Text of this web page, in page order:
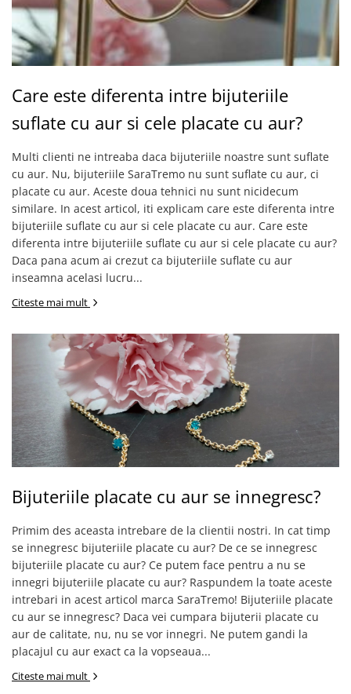
Care este diferenta intre bijuteriile
suflate cu aur si cele placate cu aur?
Multi clienti ne intreaba daca bijuteriile noastre sunt suflate
cu aur. Nu, bijuteriile SaraTremo nu sunt suflate cu aur, ci
placate cu aur. Aceste doua tehnici nu sunt nicidecum
similare. In acest articol, iti explicam care este diferenta intre
bijuteriile suflate cu aur si cele placate cu aur. Care este
diferenta intre bijuteriile suflate cu aur si cele placate cu aur?
Daca pana acum ai crezut ca bijuteriile suflate cu aur
inseamna acelasi lucru...
Citeste mai mult
Bijuteriile placate cu aur se innegresc?
Primim des aceasta intrebare de la clientii nostri. In cat timp
se innegresc bijuteriile placate cu aur? De ce se innegresc
bijuteriile placate cu aur? Ce putem face pentru a nu se
innegri bijuteriile placate cu aur? Raspundem la toate aceste
intrebari in acest articol marca SaraTremo! Bijuteriile placate
cu aur se innegresc? Daca vei cumpara bijuterii placate cu
aur de calitate, nu, nu se vor innegri. Ne putem gandi la
placajul cu aur exact ca la vopseaua...
Citeste mai mult